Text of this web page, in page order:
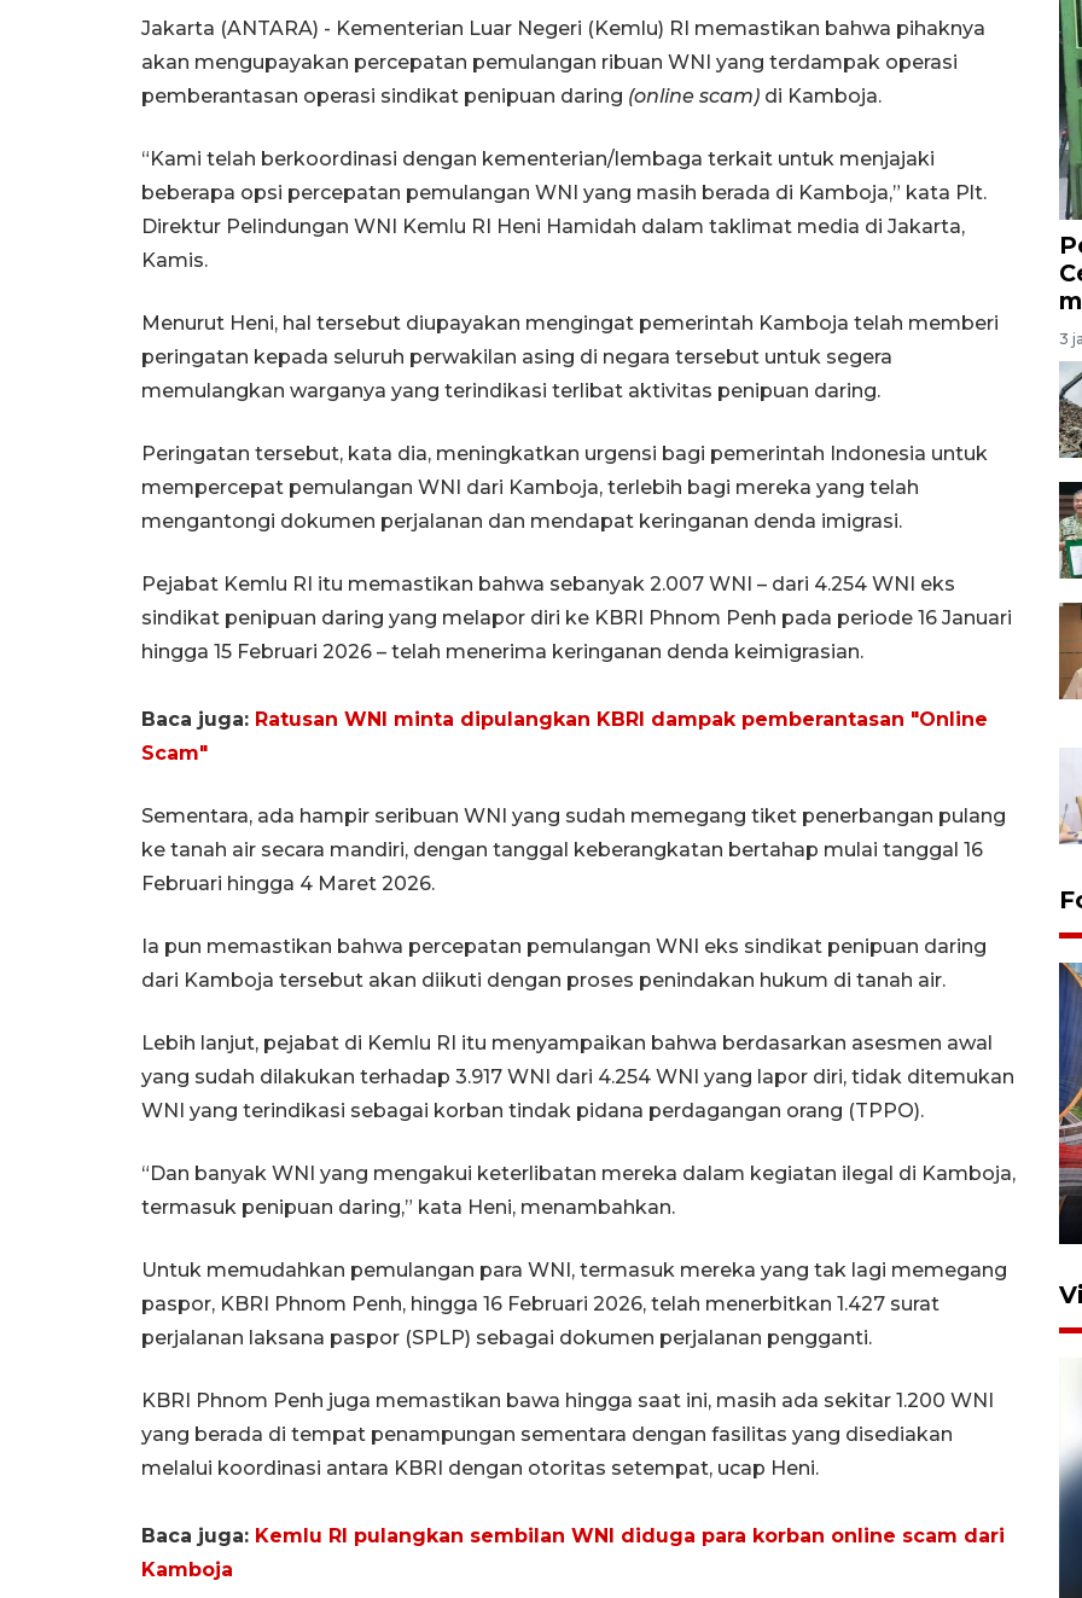
Jakarta (ANTARA) - Kementerian Luar Negeri (Kemlu) RI memastikan bahwa pihaknya
akan mengupayakan percepatan pemulangan ribuan WNI yang terdampak operasi
pemberantasan operasi sindikat penipuan daring (online scam) di Kamboja.
“Kami telah berkoordinasi dengan kementerian/lembaga terkait untuk menjajaki
beberapa opsi percepatan pemulangan WNI yang masih berada di Kamboja,” kata Plt.
Direktur Pelindungan WNI Kemlu RI Heni Hamidah dalam taklimat media di Jakarta,
Kamis.
Menurut Heni, hal tersebut diupayakan mengingat pemerintah Kamboja telah memberi
peringatan kepada seluruh perwakilan asing di negara tersebut untuk segera
memulangkan warganya yang terindikasi terlibat aktivitas penipuan daring.
Peringatan tersebut, kata dia, meningkatkan urgensi bagi pemerintah Indonesia untuk
mempercepat pemulangan WNI dari Kamboja, terlebih bagi mereka yang telah
mengantongi dokumen perjalanan dan mendapat keringanan denda imigrasi.
Pejabat Kemlu RI itu memastikan bahwa sebanyak 2.007 WNI – dari 4.254 WNI eks
sindikat penipuan daring yang melapor diri ke KBRI Phnom Penh pada periode 16 Januari
hingga 15 Februari 2026 – telah menerima keringanan denda keimigrasian.
Baca juga: Ratusan WNI minta dipulangkan KBRI dampak pemberantasan "Online
Scam"
Sementara, ada hampir seribuan WNI yang sudah memegang tiket penerbangan pulang
ke tanah air secara mandiri, dengan tanggal keberangkatan bertahap mulai tanggal 16
Februari hingga 4 Maret 2026.
Ia pun memastikan bahwa percepatan pemulangan WNI eks sindikat penipuan daring
dari Kamboja tersebut akan diikuti dengan proses penindakan hukum di tanah air.
Lebih lanjut, pejabat di Kemlu RI itu menyampaikan bahwa berdasarkan asesmen awal
yang sudah dilakukan terhadap 3.917 WNI dari 4.254 WNI yang lapor diri, tidak ditemukan
WNI yang terindikasi sebagai korban tindak pidana perdagangan orang (TPPO).
“Dan banyak WNI yang mengakui keterlibatan mereka dalam kegiatan ilegal di Kamboja,
termasuk penipuan daring,” kata Heni, menambahkan.
Untuk memudahkan pemulangan para WNI, termasuk mereka yang tak lagi memegang
paspor, KBRI Phnom Penh, hingga 16 Februari 2026, telah menerbitkan 1.427 surat
perjalanan laksana paspor (SPLP) sebagai dokumen perjalanan pengganti.
KBRI Phnom Penh juga memastikan bawa hingga saat ini, masih ada sekitar 1.200 WNI
yang berada di tempat penampungan sementara dengan fasilitas yang disediakan
melalui koordinasi antara KBRI dengan otoritas setempat, ucap Heni.
Baca juga: Kemlu RI pulangkan sembilan WNI diduga para korban online scam dari
Kamboja
3
Komisi V DPR tinjau
Stasiun Bogor
12 Juni 2026 18:49
Pelanggan Filaha Farm setia